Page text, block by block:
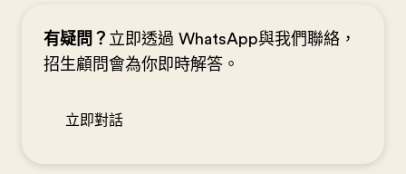
有疑問？ 立即透過 WhatsApp與我們聯絡，
招生顧問會為你即時解答。
立即對話